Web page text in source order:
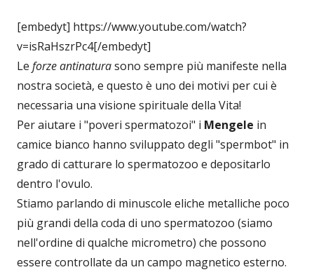
[embedyt] https://www.youtube.com/watch?
v=isRaHszrPc4[/embedyt]
Le forze antinaturasono sempre più manifeste nella
nostra società, e questo è uno dei motivi per cui è
necessaria una visione spirituale della Vita!
Per aiutare i "poveri spermatozoi" i Mengele in
camice bianco hanno sviluppato degli "spermbot" in
grado di catturare lo spermatozoo e depositarlo
dentro l'ovulo.
Stiamo parlando di minuscole eliche metalliche poco
più grandi della coda di uno spermatozoo (siamo
nell'ordine di qualche micrometro) che possono
essere controllate da un campo magnetico esterno.